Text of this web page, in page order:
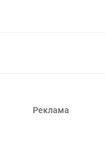
Реклама